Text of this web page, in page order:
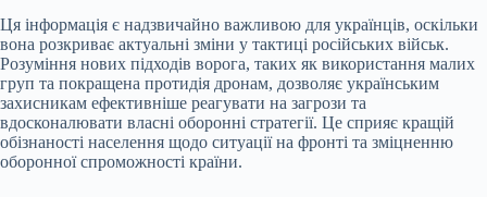
Ця інформація є надзвичайно важливою для українців, оскільки
вона розкриває актуальні зміни у тактиці російських військ.
Розуміння нових підходів ворога, таких як використання малих
груп та покращена протидія дронам, дозволяє українським
захисникам ефективніше реагувати на загрози та
вдосконалювати власні оборонні стратегії. Це сприяє кращій
обізнаності населення щодо ситуації на фронті та зміцненню
оборонної спроможності країни.